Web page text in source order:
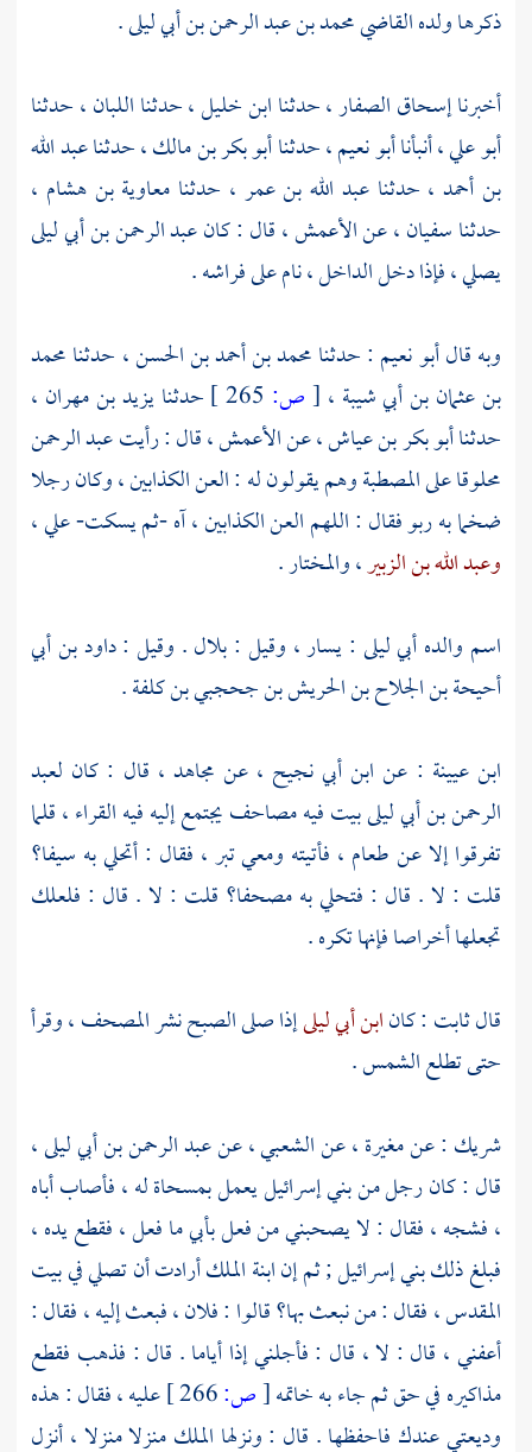
ذكرها ولده القاضيمحمد بن عبد الرحمن بن أبي ليلى.
أخبرناإسحاق الصفار، حدثناابن خليل، حدثنااللبان، حدثنا
أبو علي، أنبأناأبو نعيم، حدثناأبو بكر بن مالك، حدثناعبد الله
بن أحمد ، حدثناعبد الله بن عمر ، حدثنا معاوية بن هشام ،
حدثناسفيان، عنالأعمش، قال : كانعبد الرحمن بن أبي ليلى
يصلي ، فإذا دخل الداخل ، نام على فراشه .
وبه قالأبو نعيم : حدثنامحمد بن أحمد بن الحسن، حدثنامحمد
بن عثمان بن أبي شيبة ، [ص: حدثنايزيد بن مهران ،
حدثناأبو بكر بن عياش، عنالأعمش، قال : رأيتعبد الرحمن
محلوقا على المصطبة وهم يقولون له : العن الكذابين ، وكان رجلا
ضخما به ربو فقال : اللهم العن الكذابين ، آه -ثم يسكت-علي،
وعبد الله بن الزبير،والمختار.
اسم والدهأبي ليلى :يسار، وقيل :بلال. وقيل :داود بن أبي
أحيحة بن الجلاح بن الحريش بن جحجبي بن كلفة.
ابن عيينة : عن ابن أبي نجيح ، عن مجاهد ، قال : كان لعبد
الرحمن بن أبي ليلىبيت فيه مصاحف يجتمع إليه فيه القراء ، قلما
تفرقوا إلا عن طعام ، فأتيته ومعي تبر ، فقال : أتحلي به سيفا؟
قلت : لا . قال : فتحلي به مصحفا؟ قلت : لا . قال : فلعلك
تجعلها أخراصا فإنها تكره .
قالثابت : كانابن أبي ليلىإذا صلى الصبح نشر المصحف ، وقرأ
حتى تطلع الشمس .
شريك : عنمغيرة، عنالشعبي، عنعبد الرحمن بن أبي ليلى،
قال : كان رجل منبني إسرائيليعمل بمسحاة له ، فأصاب أباه
، فشجه ، فقال : لا يصحبني من فعل بأبي ما فعل ، فقطع يده ،
فبلغ ذلكبني إسرائيل; ثم إن ابنة الملك أرادت أن تصلي فيبيت
المقدس، فقال : من نبعث بها؟ قالوا : فلان ، فبعث إليه ، فقال :
أعفني ، قال : لا ، قال : فأجلني إذا أياما . قال : فذهب فقطع
مذاكيره في حق ثم جاء به خاتمه[ص:
عليه ، فقال : هذه
وديعتي عندك فاحفظها . قال : ونزلها الملك منزلا منزلا ، أنزل